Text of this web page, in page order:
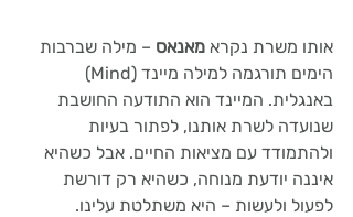
אותו משרת נקרא מאנאס – מילה שברבות
הימים תורגמה למילה מיינד (Mind)
באנגלית. המיינד הוא התודעה החושבת
שנועדה לשרת אותנו, לפתור בעיות
ולהתמודד עם מציאות החיים. אבל כשהיא
איננה יודעת מנוחה, כשהיא רק דורשת
לפעול ולעשות – היא משתלטת עלינו.